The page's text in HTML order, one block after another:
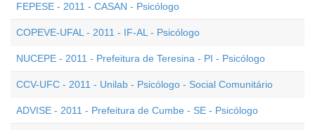
FEPESE - 2011 - CASAN - Psicólogo
COPEVE-UFAL - 2011 - IF-AL - Psicólogo
NUCEPE - 2011 - Prefeitura de Teresina - PI - Psicólogo
CCV-UFC - 2011 - Unilab - Psicólogo - Social Comunitário
ADVISE - 2011 - Prefeitura de Cumbe - SE - Psicólogo